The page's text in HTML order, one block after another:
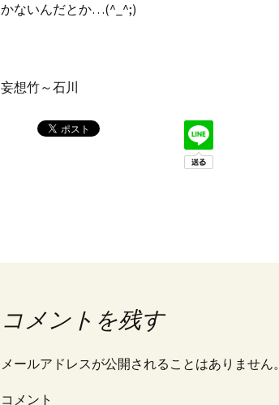
かないんだとか…(^_^;)
妄想竹～石川
コメントを残す
メールアドレスが公開されることはありません。
コメント